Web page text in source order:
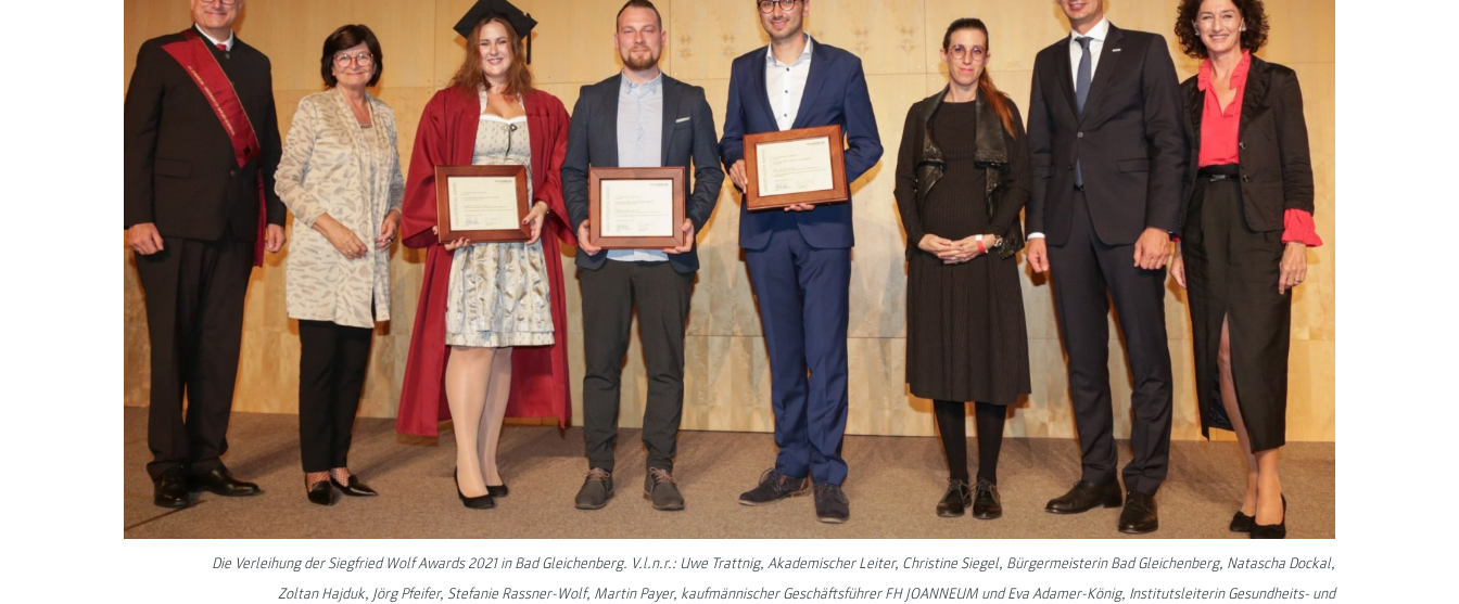
Die Verleihung der Siegfried Wolf Awards 2021 in Bad Gleichenberg. V.l.n.r.: Uwe Trattnig, Akademischer Leiter, Christine Siegel, Bürgermeisterin Bad Gleichenberg, Natascha Dockal,
Zoltan Hajduk, Jörg Pfeifer, Stefanie Rassner-Wolf, Martin Payer, kaufmännischer Geschäftsführer FH JOANNEUM und Eva Adamer-König, Institutsleiterin Gesundheits- und